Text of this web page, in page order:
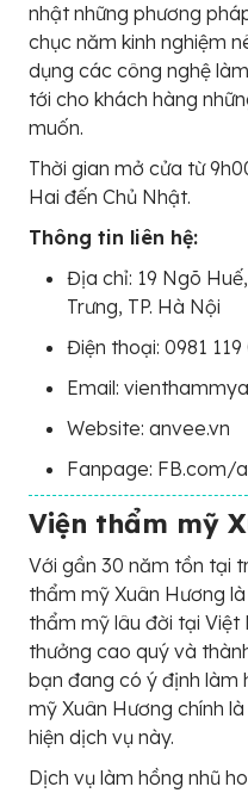
nhật những phương
chục năm kinh nghiệm
dụng các công nghệ
tới cho khách hàng
muốn.
Thời gian mở cửa từ
Hai đến Chủ Nhật.
Thông tin liên hệ:
Địa chỉ: 19 Ngõ
Trưng, TP. Hà Nội
Điện thoại: 0981 119
Email:
Website: anvee.vn
Fanpage: FB.com/
Viện thẩm mỹ
Với gần 30 năm tồn tại
thẩm mỹ Xuân Hương
thẩm mỹ lâu đời tại Việt
thưởng cao quý và
bạn đang có ý định làm
mỹ Xuân Hương chính
hiện dịch vụ này.
Dịch vụ làm hồng nhũ